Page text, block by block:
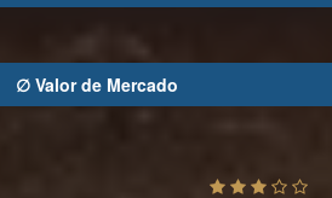
∅ Valor de Mercado